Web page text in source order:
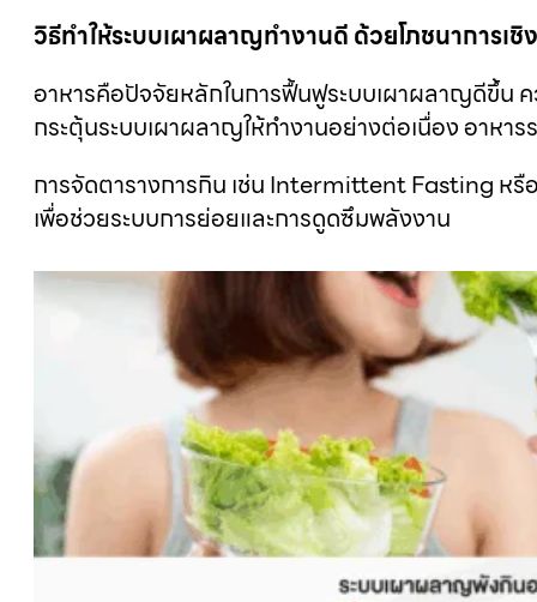
วิธีทําให้ระบบเผาผลาญทํางานดี ด้วยโภชนาการเชิ
อาหารคือปัจจัยหลักในการฟื้นฟูระบบเผาผลาญดีขึ้น ค
กระตุ้นระบบเผาผลาญให้ทำงานอย่างต่อเนื่อง อาห
การจัดตารางการกิน เช่น Intermittent Fasting ห
เพื่อช่วยระบบการย่อยและการดูดซึมพลังงาน